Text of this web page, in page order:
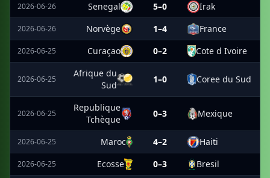
2026-06-26 Senegal 5–0 Irak
2026-06-26 Norvège 1–4 France
2026-06-25 Curaçao 0–2 Cote d Ivoire
2026-06-25
Afrique du
Sud
1–0 Coree du Sud
2026-06-25
Republique
Tchèque
0–3 Mexique
2026-06-25 Maroc 4–2 Haiti
2026-06-25 Ecosse 0–3 Bresil